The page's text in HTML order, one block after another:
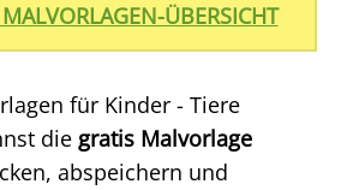
ÜBERSICHT
für Kinder - Tiere
die gratis Malvorlage
abspeichern und